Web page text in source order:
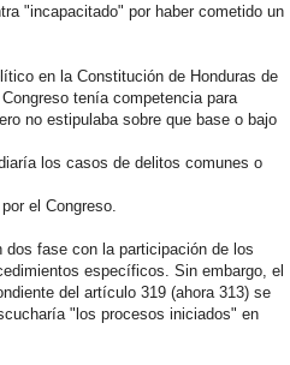
"incapacitado" por haber cometido un
en la Constitución de Honduras de
tenía competencia para
no estipulaba sobre que base o bajo
los casos de delitos comunes o
el Congreso.
fase con la participación de los
específicos. Sin embargo, el
del artículo 319 (ahora 313) se
"los procesos iniciados" en